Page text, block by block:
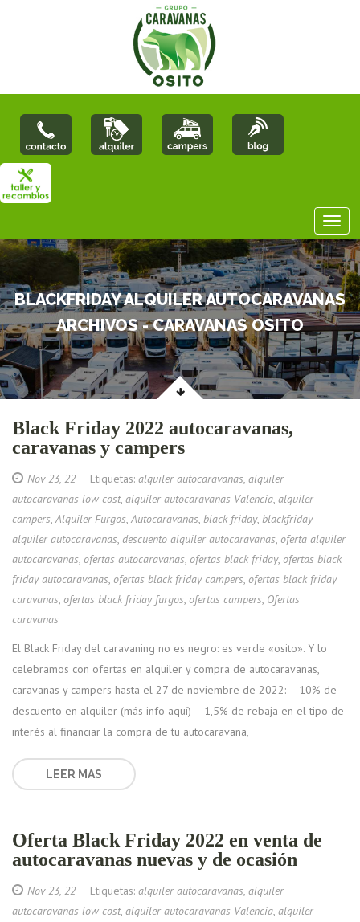
BLACKFRIDAY ALQUILER AUTOCARAVANAS
ARCHIVOS - CARAVANAS OSITO
Black Friday 2022 autocaravanas,
caravanas y campers
Nov 23, 22 Etiquetas: alquiler autocaravanas, alquiler
autocaravanas low cost, alquiler autocaravanas Valencia, alquiler
campers, Alquiler Furgos, Autocaravanas, black friday, blackfriday
alquiler autocaravanas, descuento alquiler autocaravanas, oferta alquiler
autocaravanas, ofertas autocaravanas, ofertas black friday, ofertas black
friday autocaravanas, ofertas black friday campers, ofertas black friday
caravanas, ofertas black friday furgos, ofertas campers, Ofertas
caravanas
El Black Friday del caravaning no es negro: es verde «osito». Y lo
celebramos con ofertas en alquiler y compra de autocaravanas,
caravanas y campers hasta el 27 de noviembre de 2022: – 10% de
descuento en alquiler (más info aquí) – 1,5% de rebaja en el tipo de
interés al financiar la compra de tu autocaravana,
LEER MAS
Oferta Black Friday 2022 en venta de
autocaravanas nuevas y de ocasión
Nov 23, 22 Etiquetas: alquiler autocaravanas, alquiler
autocaravanas low cost, alquiler autocaravanas Valencia, alquiler